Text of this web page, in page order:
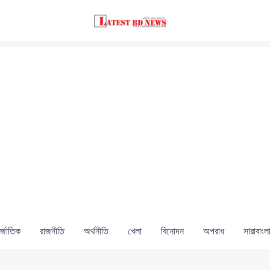
রাজনীতি অর্থনীতি খেলা বিনোদন অপরাধ সারাবাংলা